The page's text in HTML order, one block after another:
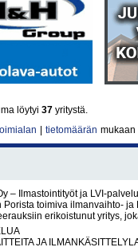
löytyi 37 yritystä.
tietomäärän mukaan
– Ilmastointityöt ja LVI-
Porista toimiva ilmanvaihto-
erikoistunut yritys,
JA